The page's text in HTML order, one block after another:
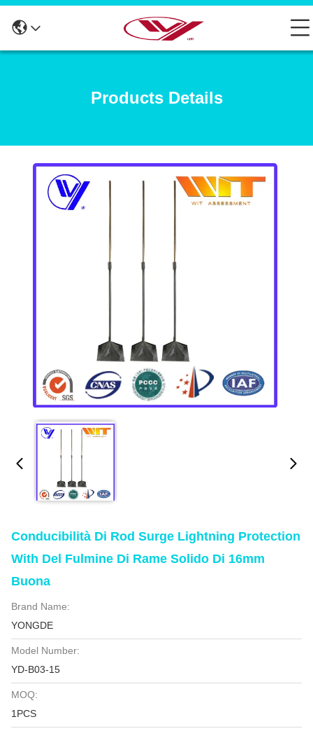
Products Details
Conducibilità Di Rod Surge Lightning Protection
With Del Fulmine Di Rame Solido Di 16mm
Buona
Brand Name:
YONGDE
Model Number:
YD-B03-15
MOQ:
1PCS